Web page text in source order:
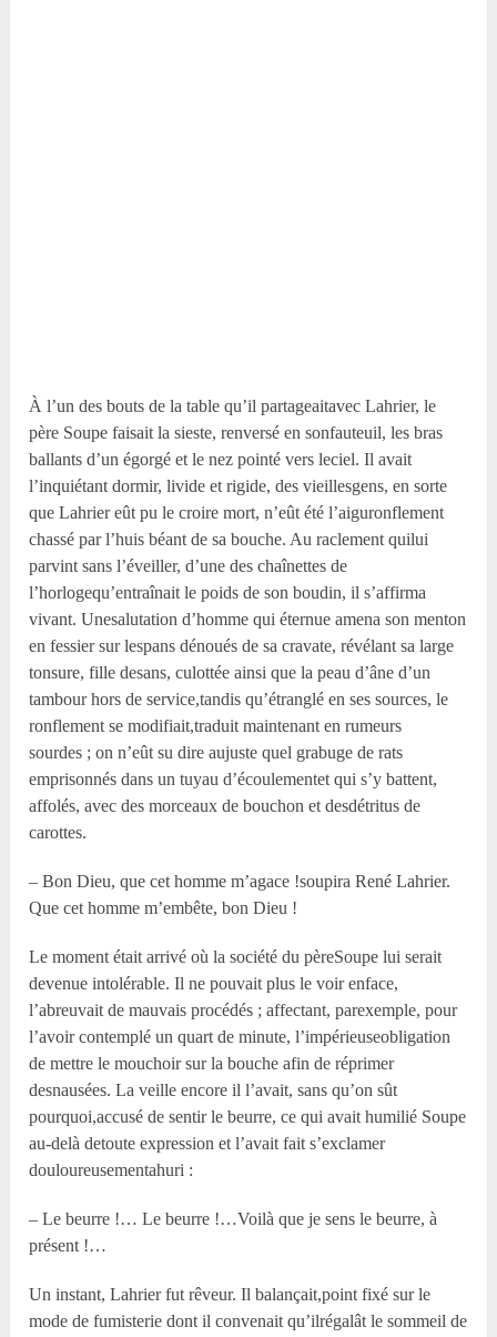
À l’un des bouts de la table qu’il partageaitavec Lahrier, le
père Soupe faisait la sieste, renversé en sonfauteuil, les bras
ballants d’un égorgé et le nez pointé vers leciel. Il avait
l’inquiétant dormir, livide et rigide, des vieillesgens, en sorte
que Lahrier eût pu le croire mort, n’eût été l’aiguronflement
chassé par l’huis béant de sa bouche. Au raclement quilui
parvint sans l’éveiller, d’une des chaînettes de
l’horlogequ’entraînait le poids de son boudin, il s’affirma
vivant. Unesalutation d’homme qui éternue amena son menton
en fessier sur lespans dénoués de sa cravate, révélant sa large
tonsure, fille desans, culottée ainsi que la peau d’âne d’un
tambour hors de service,tandis qu’étranglé en ses sources, le
ronflement se modifiait,traduit maintenant en rumeurs
sourdes ; on n’eût su dire aujuste quel grabuge de rats
emprisonnés dans un tuyau d’écoulementet qui s’y battent,
affolés, avec des morceaux de bouchon et desdétritus de
carottes.
– Bon Dieu, que cet homme m’agace !soupira René Lahrier.
Que cet homme m’embête, bon Dieu !
Le moment était arrivé où la société du pèreSoupe lui serait
devenue intolérable. Il ne pouvait plus le voir enface,
l’abreuvait de mauvais procédés ; affectant, parexemple, pour
l’avoir contemplé un quart de minute, l’impérieuseobligation
de mettre le mouchoir sur la bouche afin de réprimer
desnausées. La veille encore il l’avait, sans qu’on sût
pourquoi,accusé de sentir le beurre, ce qui avait humilié Soupe
au-delà detoute expression et l’avait fait s’exclamer
douloureusementahuri :
– Le beurre !… Le beurre !…Voilà que je sens le beurre, à
présent !…
Un instant, Lahrier fut rêveur. Il balançait,point fixé sur le
mode de fumisterie dont il convenait qu’ilrégalât le sommeil de